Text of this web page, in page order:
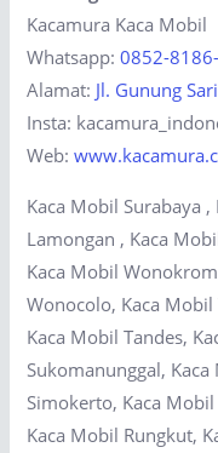
Kacamura Kaca Mobil
Whatsapp:0852-
Alamat: Jl. Gunung
Insta:
Web:
Kaca Mobil Surabaya
Lamongan , Kaca
Kaca Mobil
Wonocolo, Kaca Mobil
Kaca Mobil Tandes,
Sukomanunggal,
Simokerto, Kaca
Kaca Mobil Rungkut,